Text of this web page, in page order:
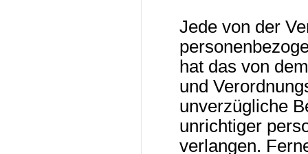
Jede von der
hat das von
und
unverzügliche
unrichtiger
verlangen.